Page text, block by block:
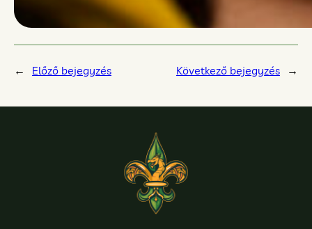
← Előző bejegyzés Következő bejegyzés →